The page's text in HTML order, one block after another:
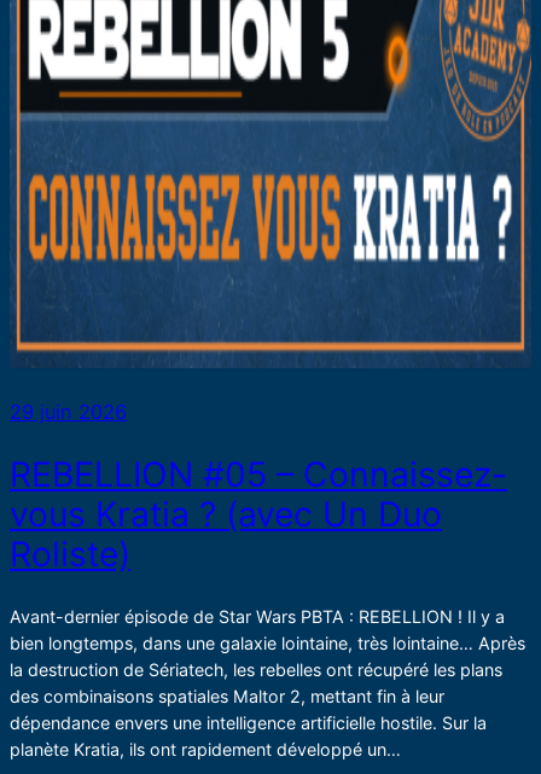
29 juin 2026
REBELLION #05 – Connaissez-
vous Kratia ? (avec Un Duo
Roliste)
Avant-dernier épisode de Star Wars PBTA : REBELLION ! Il y a
bien longtemps, dans une galaxie lointaine, très lointaine… Après
la destruction de Sériatech, les rebelles ont récupéré les plans
des combinaisons spatiales Maltor 2, mettant fin à leur
dépendance envers une intelligence artificielle hostile. Sur la
planète Kratia, ils ont rapidement développé un…